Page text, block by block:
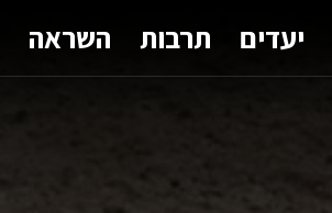
יעדים תרבות השראה